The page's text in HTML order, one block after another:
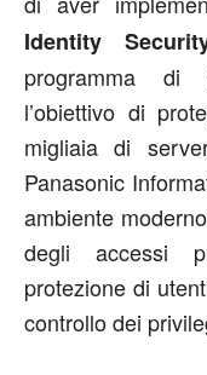
Identity
programma di
l’obiettivo di
migliaia di
Panasonic
ambiente
degli accessi
protezione di
controllo dei